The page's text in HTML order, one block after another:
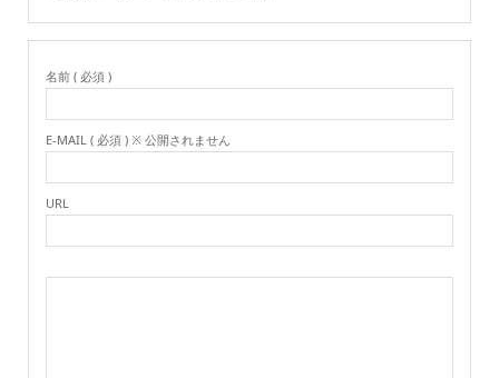
名前 ( 必須 )
E-MAIL ( 必須 ) ※ 公開されません
URL